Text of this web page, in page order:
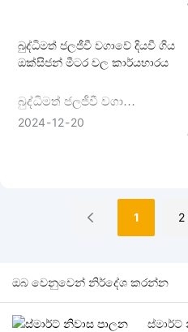
පද්ධතිවල ප්රධාන වාසි
කිහිපයක්
බුද්ධිමත් ජලජීවී වගාවේ දියවී ගිය
ඔක්සිජන් මීටර වල කාර්යභාරය
බුද්ධිමත් ජලජීවී වගා
ක්ෂේත්රයේ, දියවී ඇති
2024 12 20
1 2
ඔබ වෙනුවෙන් නිර්දේශ කරන්න